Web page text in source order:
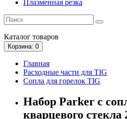
Плазменная резка
Каталог товаров
Корзина: 0
Главная
Расходные части для TIG
Сопла для горелок TIG
Набор Parker с
кварцевого